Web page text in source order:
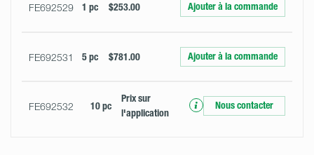
FE692529 1 pc $253.00 Ajouter à la commande
FE692531 5 pc $781.00 Ajouter à la commande
FE692532 10 pc
Prix ​​sur
l'application
Nous contacter